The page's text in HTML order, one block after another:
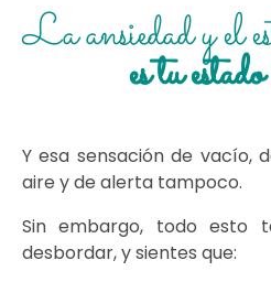
La ansiedad y el
es tu
Y esa sensación de vacío,
aire y de alerta tampoco.
Sin embargo, todo esto
desbordar, y sientes que: